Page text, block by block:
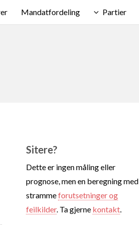
Mandatfordeling Partier
Sitere?
Dette er ingen måling eller
prognose, men en beregning med
strammeforutsetninger og
feilkilder. Ta gjerne kontakt